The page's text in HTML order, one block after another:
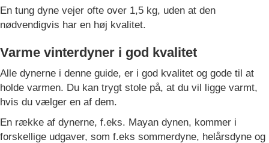
En tung dyne vejer ofte over 1,5 kg, uden at den
nødvendigvis har en høj kvalitet.
Varme vinterdyner i god kvalitet
Alle dynerne i denne guide, er i god kvalitet og gode til at
holde varmen. Du kan trygt stole på, at du vil ligge varmt,
hvis du vælger en af dem.
En række af dynerne, f.eks. Mayan dynen, kommer i
forskellige udgaver, som f.eks sommerdyne, helårsdyne og